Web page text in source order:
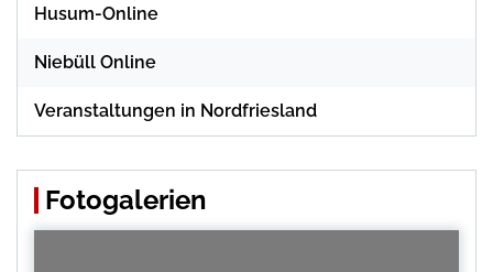
Husum-Online
Niebüll Online
Veranstaltungen in Nordfriesland
Fotogalerien